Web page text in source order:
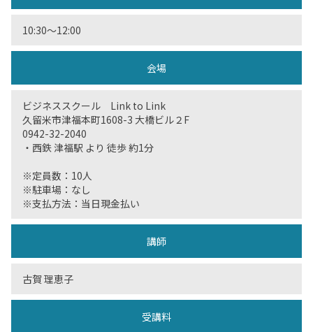
10:30〜12:00
会場
ビジネススクール Link to Link
久留米市津福本町1608-3 大橋ビル２F
0942-32-2040
・西鉄 津福駅 より 徒歩 約1分
※定員数：10人
※駐車場：なし
※支払方法：当日現金払い
講師
古賀 理恵子
受講料